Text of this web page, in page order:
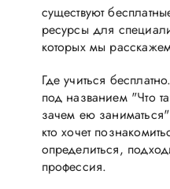
существуют
ресурсы для
которых мы
Где учиться
под названием "Что
зачем ею
кто хочет
определиться,
профессия.